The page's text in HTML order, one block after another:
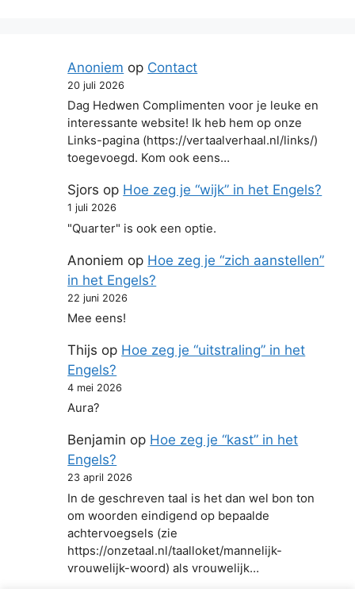
Anoniem op Contact
20 juli 2026
Dag Hedwen Complimenten voor je leuke en
interessante website! Ik heb hem op onze
Links-pagina (https://vertaalverhaal.nl/links/)
toegevoegd. Kom ook eens…
Sjors op Hoe zeg je “wijk” in het Engels?
1 juli 2026
"Quarter" is ook een optie.
Anoniem op Hoe zeg je “zich aanstellen”
in het Engels?
22 juni 2026
Mee eens!
Thijs op Hoe zeg je “uitstraling” in het
Engels?
4 mei 2026
Aura?
Benjamin op Hoe zeg je “kast” in het
Engels?
23 april 2026
In de geschreven taal is het dan wel bon ton
om woorden eindigend op bepaalde
achtervoegsels (zie
https://onzetaal.nl/taalloket/mannelijk-
vrouwelijk-woord) als vrouwelijk…